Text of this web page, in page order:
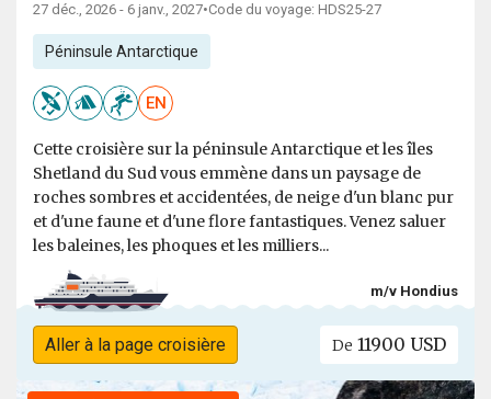
27 déc., 2026 - 6 janv., 2027•Code du voyage: HDS25-27
Péninsule Antarctique
EN
Cette croisière sur la péninsule Antarctique et les îles
Shetland du Sud vous emmène dans un paysage de
roches sombres et accidentées, de neige d'un blanc pur
et d'une faune et d'une flore fantastiques. Venez saluer
les baleines, les phoques et les milliers...
m/v Hondius
Aller à la page croisière De 11900 USD